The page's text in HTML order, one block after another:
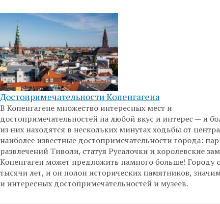
Достопримечательности Копенгагена
В Копенгагене множество интересных мест и
достопримечательностей на любой вкус и интерес — и
из них находятся в нескольких минутах ходьбы от
наиболее известные достопримечательности города:
развлечений Тиволи, статуя Русалочки и королевские
Копенгаген может предложить намного больше! Городу
тысячи лет, и он полон исторических памятников,
и интересных достопримечательностей и музеев.